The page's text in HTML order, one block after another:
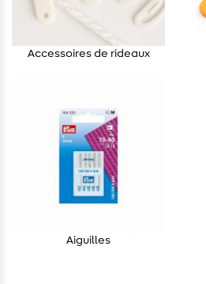
Accessoires de rideaux
Aiguilles